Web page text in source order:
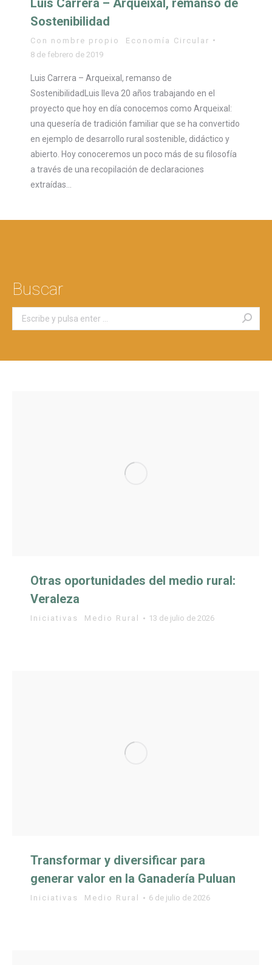
Sostenibilidad
Con nombre propio
Economía Circular
8 de febrero de 2019
Luis Carrera – Arqueixal, remanso de
SostenibilidadLuis lleva 20 años trabajando en el
proyecto que hoy en día conocemos como Arqueixal:
una quesería de tradición familiar que se ha convertido
en ejemplo de desarrollo rural sostenible, didáctico y
abierto. Hoy conoceremos un poco más de su filosofía
a través de una recopilación de declaraciones
extraídas…
Buscar
Buscar:
Otras oportunidades del medio rural:
Veraleza
Iniciativas Medio Rural 13 de julio de 2026
Transformar y diversificar para
generar valor en la Ganadería Puluan
Iniciativas Medio Rural 6 de julio de 2026